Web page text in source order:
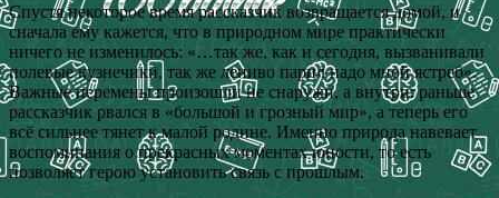
Спустя некоторое время рассказчик возвращается домой, и
сначала ему кажется, что в природном мире практически
ничего не изменилось: «…так же, как и сегодня, вызванивали
полевые кузнечики, так же лениво парил надо мной ястреб».
Важные перемены произошли не снаружи, а внутри: раньше
рассказчик рвался в «большой и грозный мир», а теперь его
всё сильнее тянет к малой родине. Именно природа навевает
воспоминания о прекрасных моментах юности, то есть
позволяет герою установить связь с прошлым.